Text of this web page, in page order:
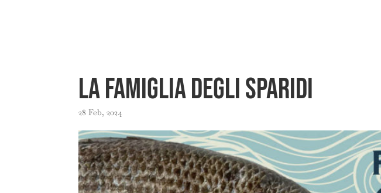
La famiglia degli Sparidi
28 Feb, 2024